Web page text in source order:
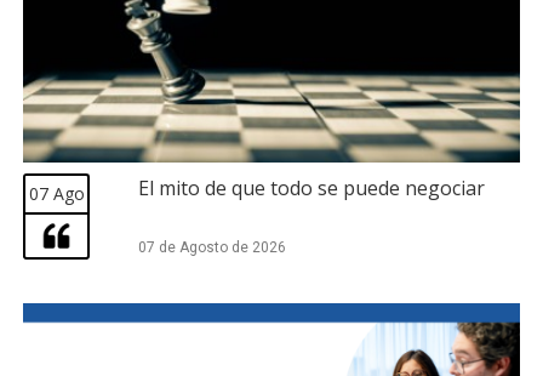
07 Ago El mito de que todo se puede negociar
07 de Agosto de 2026